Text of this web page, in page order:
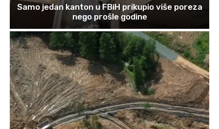
Samo jedan kanton u FBiH prikupio više poreza
nego prošle godine